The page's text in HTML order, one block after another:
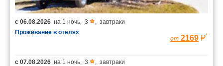
с 06.08.2026 на 1 ночь 3
завтраки
Проживание в отелях
от 2169 *
с 07.08.2026 на 1 ночь 3
завтраки